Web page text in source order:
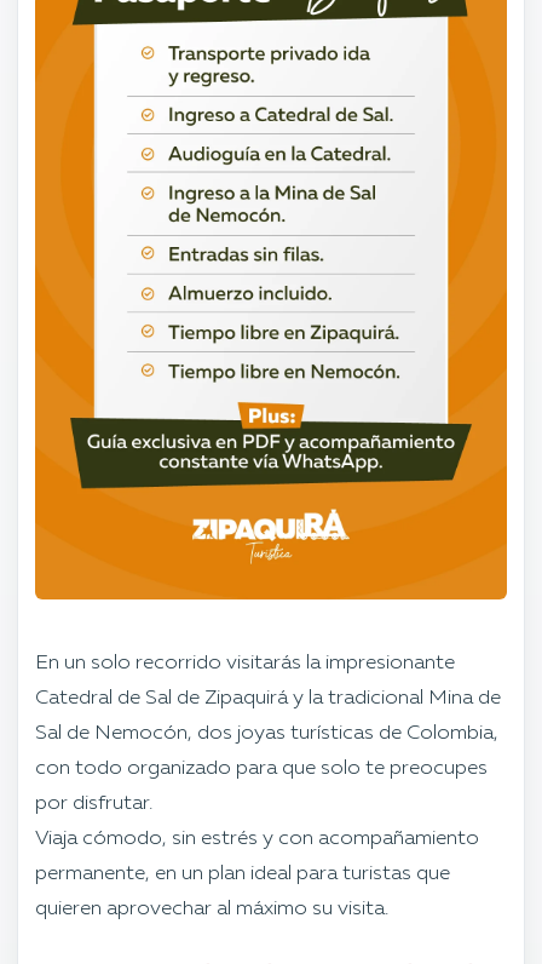
En un solo recorrido visitarás la impresionante
Catedral de Sal de Zipaquirá y la tradicional Mina de
Sal de Nemocón, dos joyas turísticas de Colombia,
con todo organizado para que solo te preocupes
por disfrutar.
Viaja cómodo, sin estrés y con acompañamiento
permanente, en un plan ideal para turistas que
quieren aprovechar al máximo su visita.